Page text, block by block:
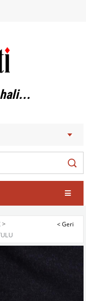
hali...
>